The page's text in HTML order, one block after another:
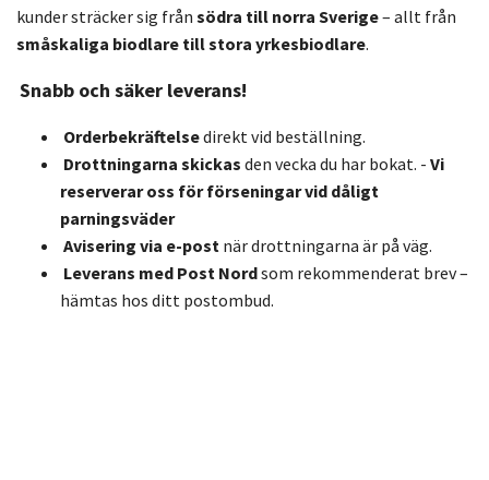
kunder sträcker sig från södra till norra Sverige– allt från
småskaliga biodlare till stora yrkesbiodlare.
Snabb och säker leverans!
Orderbekräftelsedirekt vid beställning.
Drottningarna skickas den vecka du har bokat. - Vi
reserverar oss för förseningar vid dåligt
parningsväder
Avisering via e-post när drottningarna är på väg.
Leverans med Post Nordsom rekommenderat brev –
hämtas hos ditt postombud.